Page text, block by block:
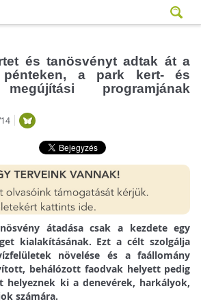
és tanösvényt adtak át a
pénteken, a park kert- és
programjának
átadása csak a kezdete egy
kialakításának. Ezt a célt szolgálja
növelése és a faállomány
behálózott faodvak helyett pedig
helyeznek ki a denevérek, harkályok,
számára.